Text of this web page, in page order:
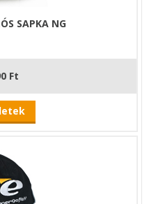
SAPKA NG
Ft